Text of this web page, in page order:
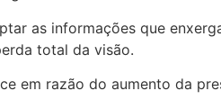
as informações que
total da visão.
em razão do aumento da